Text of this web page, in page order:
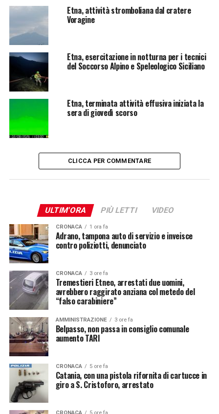
Etna, attività stromboliana dal cratere
Voragine
Etna, esercitazione in notturna per i tecnici
del Soccorso Alpino e Speleologico Siciliano
Etna, terminata attività effusiva iniziata la
sera di giovedì scorso
CLICCA PER COMMENTARE
ULTIM'ORA PIÙ LETTI VIDEO
CRONACA 1 ora fa
Adrano, tampona auto di servizio e inveisce
contro poliziotti, denunciato
CRONACA 3 ore fa
Tremestieri Etneo, arrestati due uomini,
avrebbero raggirato anziana col metedo del
“falso carabiniere”
AMMINISTRAZIONE 3 ore fa
Belpasso, non passa in consiglio comunale
aumento TARI
CRONACA 5 ore fa
Catania, con una pistola rifornita di cartucce in
giro a S. Cristoforo, arrestato
CRONACA 5 ore fa